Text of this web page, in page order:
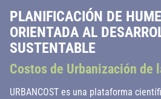
PLANIFICACIÓN DE
ORIENTADA AL
SUSTENTABLE
Costos de Urbanización de
URBANCOST es una plataforma